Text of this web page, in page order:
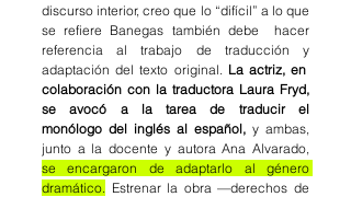
discurso interior, creo que lo “difícil” a lo que
se refiere Banegas también debe
hacer
referencia al trabajo de traducción y
adaptación del texto original. La actriz, en
colaboración con la traductora Laura Fryd,
se avocó a la tarea de traducir el
monólogo del inglés al español, y ambas,
se encargaron de adaptarlo al género
dramático.
Estrenar la obra —derechos de